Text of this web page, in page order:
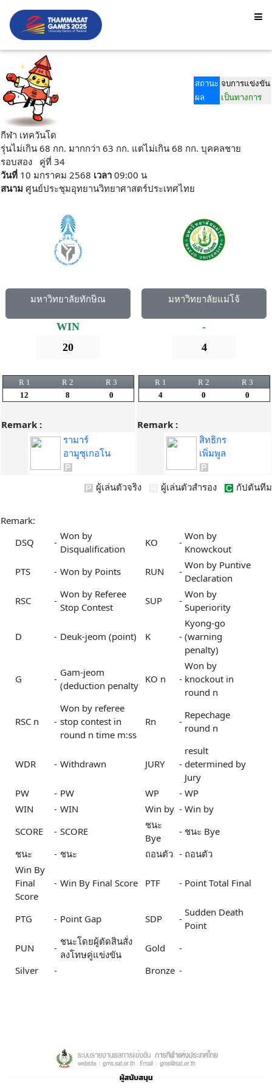
สถานะ จบการแข่งขัน
ผล
เป็นทางการ
กีฬา เทควันโด
รุ่นไม่เกิน 68 กก. มากกว่า 63 กก. แต่ไม่เกิน 68 กก. บุคคลชาย
รอบสอง คู่ที่ 34
วันที่ 10 มกราคม 2568 เวลา 09:00 น
สนาม ศูนย์ประชุมอุทยานวิทยาศาสตร์ประเทศไทย
มหาวิทยาลัยทักษิณ
WIN
20
R 1 R 2
R 3
12
8 0
Remark :
รามาร์
อามูซุเกอโน
มหาวิทยาลัยแม่โจ้
-
4
R 1 R 2
R 3
4
0 0
Remark :
สิทธิกร
เพิ่มพูล
ผู้เล่นตัวจริง ผู้เล่นตัวสำรอง กัปตันทีม
Remark:
DSQ
-
Won by
Disqualification
KO -
Won by
Knowckout
PTS
- Won by Points RUN -
Won by Puntive
Declaration
RSC
-
Won by Referee
Stop Contest
SUP -
Won by
Superiority
D - Deuk-jeom (point) K -
Kyong-go
(warning
penalty)
G -
Gam-jeom
(deduction penalty
KO n -
Won by
knockout in
round n
RSC n -
Won by referee
stop contest in
round n time m:ss
Rn -
Repechage
round n
WDR - Withdrawn JURY -
result
determined by
Jury
PW
- PW WP - WP
WIN
- WIN Win by - Win by
SCORE
- SCORE
ชนะ
Bye
- ชนะ Bye
ชนะ
- ชนะ ถอนตัว - ถอนตัว
Win By
Final
Score
- Win By Final Score PTF - Point Total Final
PTG - Point Gap SDP -
Sudden Death
Point
PUN
-
ชนะโดยผู้ตัดสินสั่ง
ลงโทษคู่แข่งขัน
Gold
-
Silver
- Bronze -